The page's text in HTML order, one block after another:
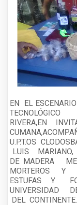
EN EL
RIVERA,EN
U.P.T.OS
LUIS MARIANO,
DE MADERA
MORTEROS Y
ESTUFAS Y
UNIVERSIDAD
DEL CONTINENTE.